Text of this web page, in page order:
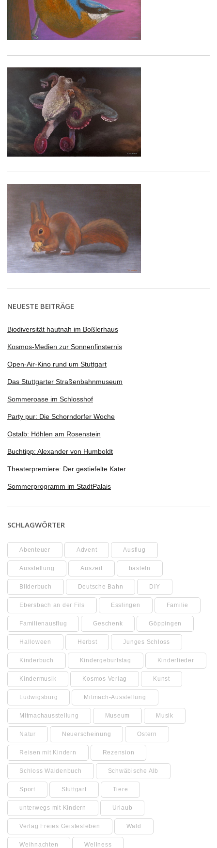
NEUESTE BEITRÄGE
Biodiversität hautnah im Boßlerhaus
Kosmos-Medien zur Sonnenfinsternis
Open-Air-Kino rund um Stuttgart
Das Stuttgarter Straßenbahnmuseum
Sommeroase im Schlosshof
Party pur: Die Schorndorfer Woche
Ostalb: Höhlen am Rosenstein
Buchtipp: Alexander von Humboldt
Theaterpremiere: Der gestiefelte Kater
Sommerprogramm im StadtPalais
SCHLAGWÖRTER
Abenteuer Advent Ausflug
Ausstellung Auszeit basteln
Bilderbuch Deutsche Bahn DIY
Ebersbach an der Fils Esslingen Familie
Familienausflug Geschenk Göppingen
Halloween Herbst Junges Schloss
Kinderbuch Kindergeburtstag Kinderlieder
Kindermusik Kosmos Verlag Kunst
Ludwigsburg Mitmach-Ausstellung
Mitmachausstellung Museum Musik
Natur Neuerscheinung Ostern
Reisen mit Kindern Rezension
Schloss Waldenbuch Schwäbische Alb
Sport Stuttgart Tiere
unterwegs mit Kindern Urlaub
Verlag Freies Geistesleben Wald
Weihnachten Wellness